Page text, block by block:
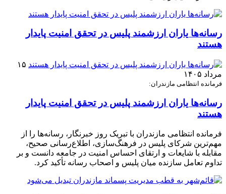
رسانه‌ها یاران ارزشمند پلیس در تحقق امنیت پایدار
هستند
۱۵
مرداد ۱۴۰۵
فرمانده انتظامی مازندران:
رسانه‌ها یاران ارزشمند پلیس در تحقق امنیت پایدار
هستند
فرمانده انتظامی مازندران با تبریک روز خبرنگار، رسانه‌ها را از
مهم‌ترین شرکای پلیس در فرهنگ‌سازی، اطلاع‌رسانی صحیح،
مقابله با شایعات و ارتقای احساس امنیت در جامعه دانست و بر
تداوم تعامل سازنده میان پلیس و اصحاب رسانه تأکید کرد.